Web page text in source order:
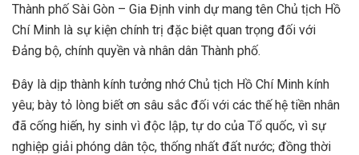
Thành phố Sài Gòn – Gia Định vinh dự mang tên Chủ tịch Hồ
Chí Minh là sự kiện chính trị đặc biệt quan trọng đối với
Đảng bộ, chính quyền và nhân dân Thành phố.
Đây là dịp thành kính tưởng nhớ Chủ tịch Hồ Chí Minh kính
yêu; bày tỏ lòng biết ơn sâu sắc đối với các thế hệ tiền nhân
đã cống hiến, hy sinh vì độc lập, tự do của Tổ quốc, vì sự
nghiệp giải phóng dân tộc, thống nhất đất nước; đồng thời